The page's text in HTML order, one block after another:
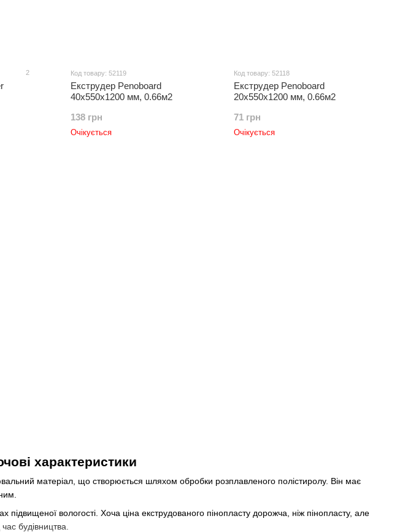
характеристики
матеріал, що створюється шляхом обробки розплавленого полістиролу. Він має
вологості. Хоча ціна екструдованого пінопласту дорожча, ніж пінопласту, але
час будівництва.
2 Код товару: 52119
Екструдер Penoboard
40х550х1200 мм, 0.66м2
138 грн
Очікується
Код товару: 52118
Екструдер Penoboard
20х550х1200 мм, 0.66м2
71 грн
Очікується